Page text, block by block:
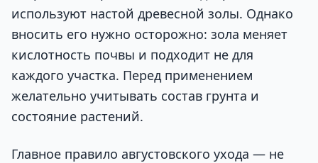
используют настой древесной золы. Однако
вносить его нужно осторожно: зола меняет
кислотность почвы и подходит не для
каждого участка. Перед применением
желательно учитывать состав грунта и
состояние растений.
Главное правило августовского ухода — не